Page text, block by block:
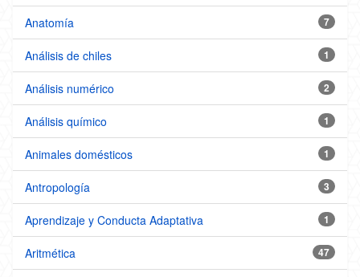
Anatomía 7
Análisis de chiles 1
Análisis numérico 2
Análisis químico 1
Animales domésticos 1
Antropología 3
Aprendizaje y Conducta Adaptativa 1
Aritmética 47